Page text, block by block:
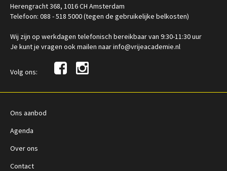
Herengracht 368, 1016 CH Amsterdam
Telefoon: 088 - 518 5000 (tegen de gebruikelijke belkosten)
Wij zijn op werkdagen telefonisch bereikbaar van 9:30-11:30 uur
Je kunt je vragen ook mailen naar info@vrijeacademie.nl
Volg ons:
Ons aanbod
Agenda
Over ons
Contact